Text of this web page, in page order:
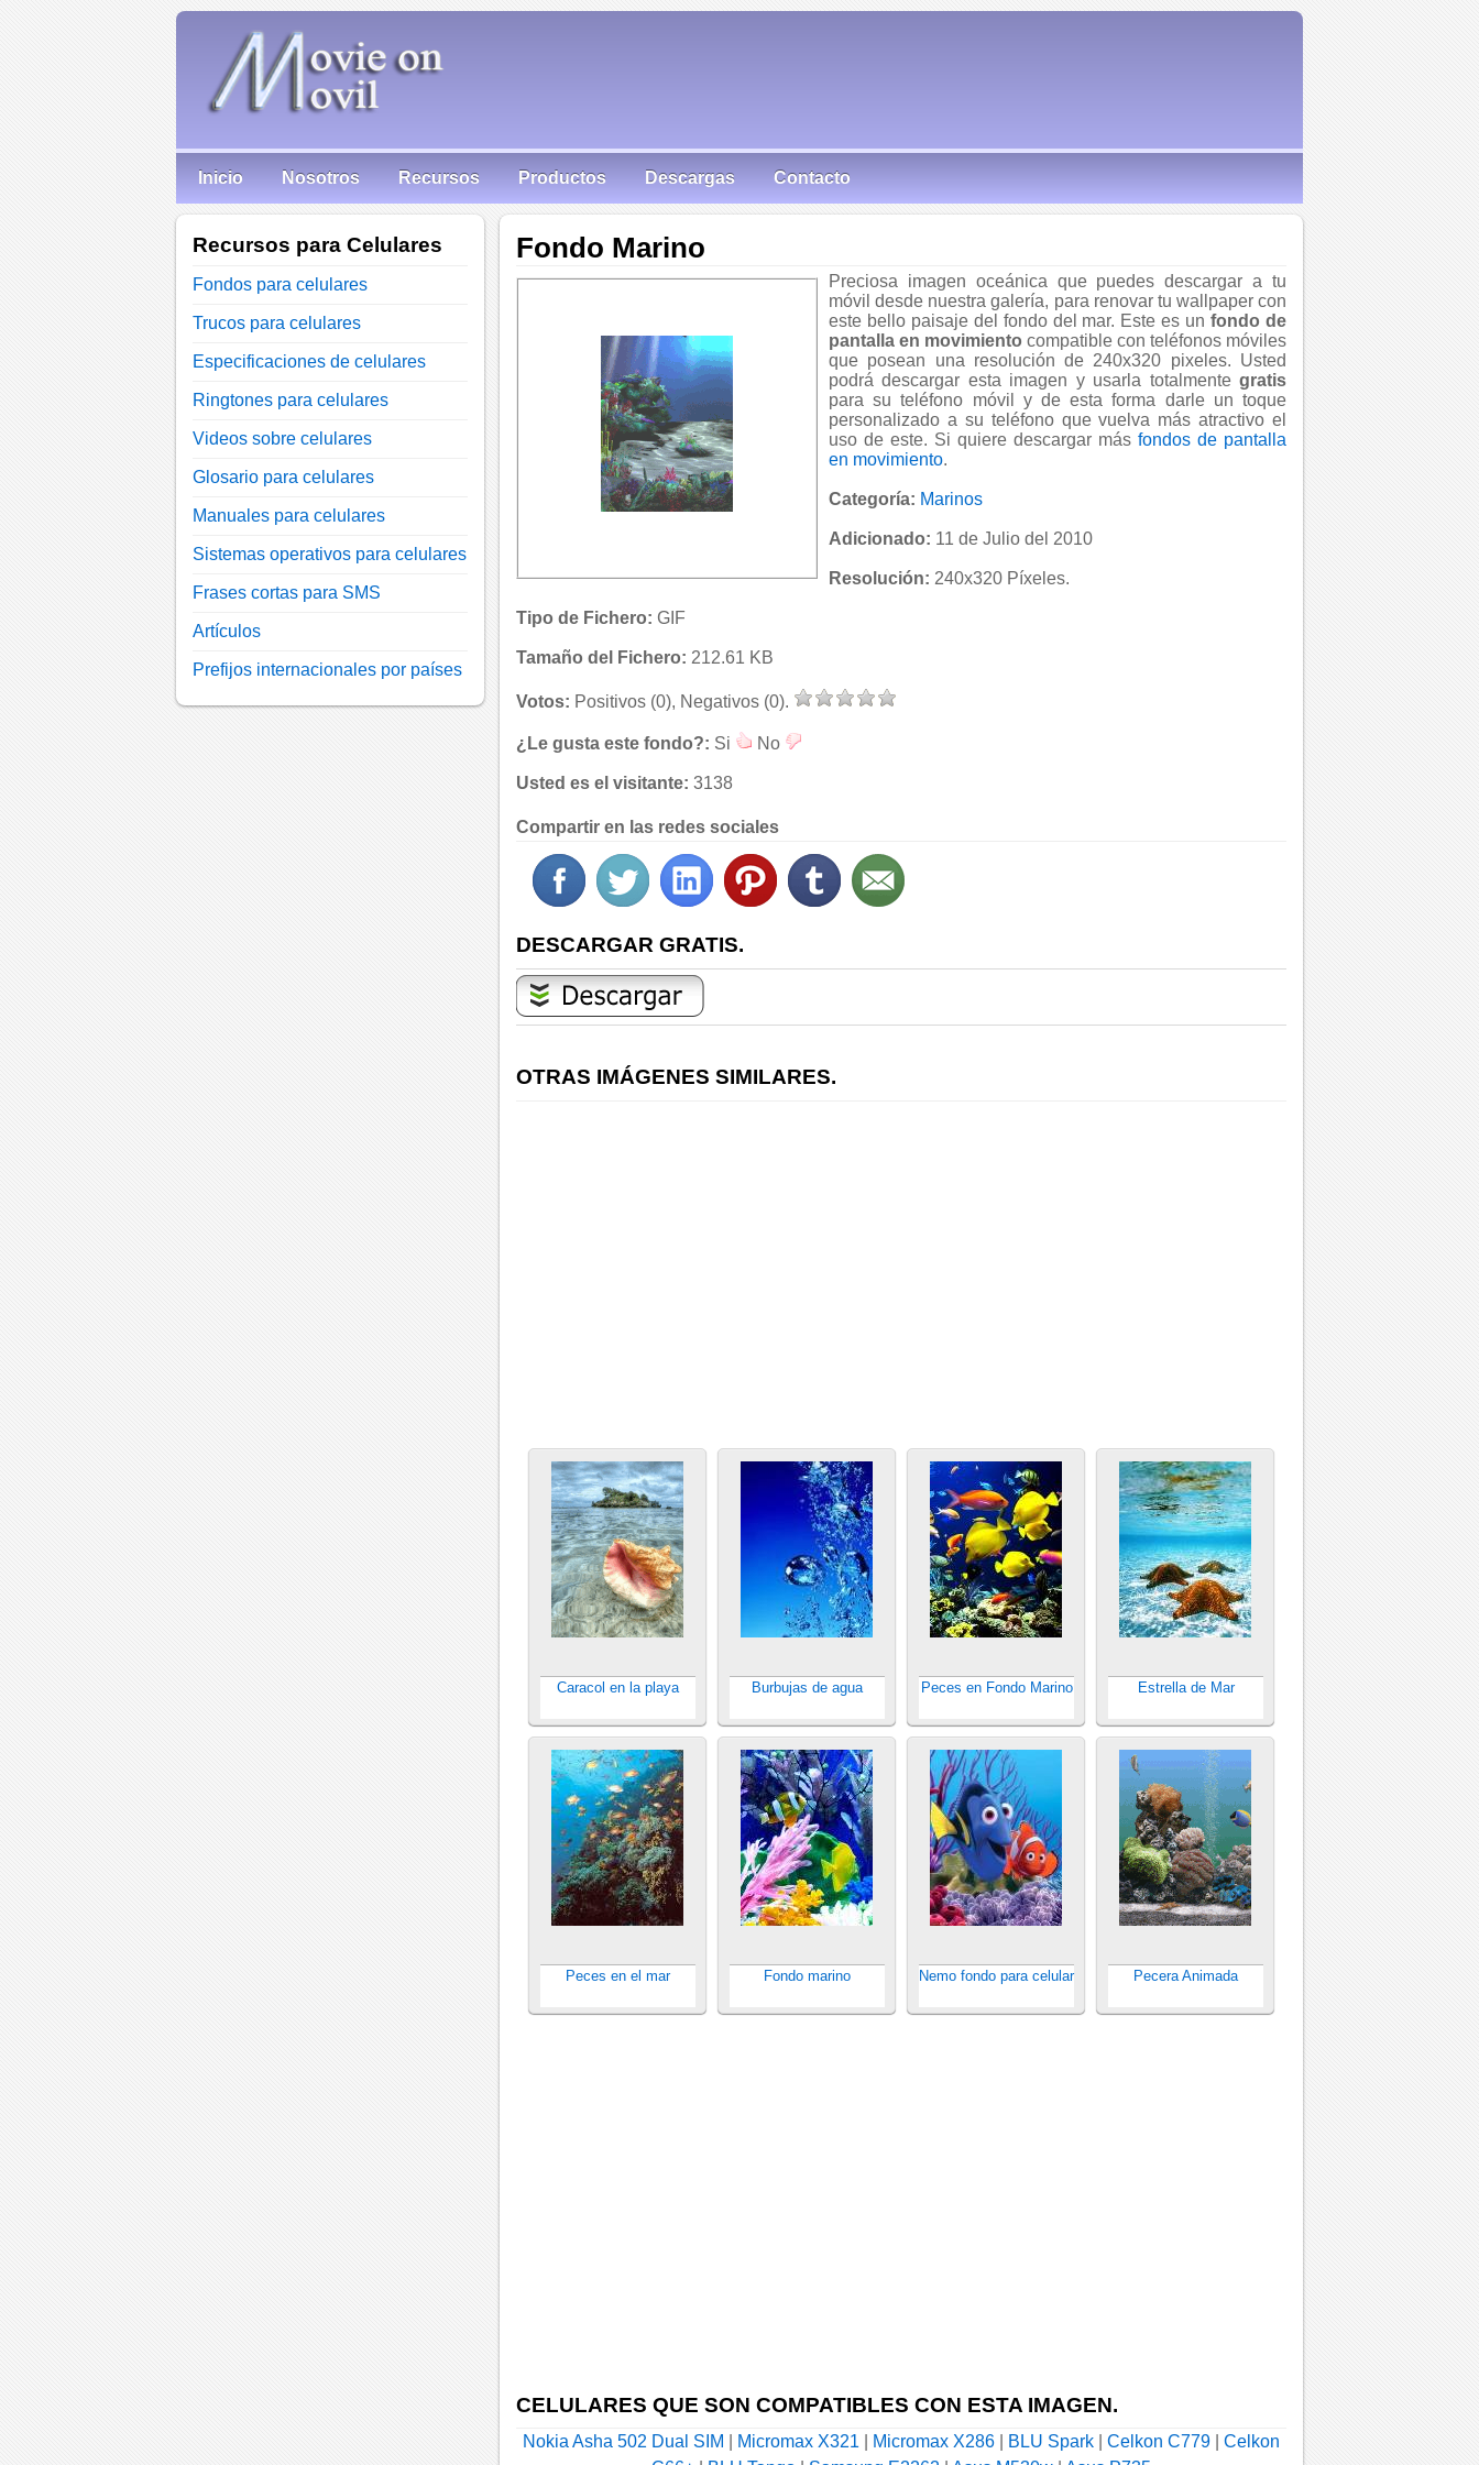
Inicio Nosotros Recursos Productos Descargas Contacto
Fondo Marino
Preciosa imagen oceánica que puedes descargar a tu
móvil desde nuestra galería, para renovar tu wallpaper con
este bello paisaje del fondo del mar. Este es unfondo de
pantalla en movimiento compatible con teléfonos móviles
que posean una resolución de 240x320 pixeles. Usted
podrá descargar esta imagen y usarla totalmente gratis
para su teléfono móvil y de esta forma darle un toque
personalizado a su teléfono que vuelva más atractivo el
uso de este. Si quiere descargar más fondos de pantalla
en movimiento.
Categoría: Marinos
Adicionado: 11 de Julio del 2010
Resolución: 240x320 Píxeles.
Tipo de Fichero: GIF
Tamaño del Fichero: 212.61 KB
Votos: Positivos (0), Negativos (0).
¿Le gusta este fondo?: Si No
Usted es el visitante: 3138
Compartir en las redes sociales
DESCARGAR GRATIS.
OTRAS IMÁGENES SIMILARES.
Caracol en la playa Burbujas de agua Peces en Fondo Marino Estrella de Mar
Peces en el mar Fondo marino Nemo fondo para celular Pecera Animada
CELULARES QUE SON COMPATIBLES CON ESTA IMAGEN.
Nokia Asha 502 Dual SIM Micromax X321 Micromax X286 BLU Spark Celkon C779
Celkon
Recursos para Celulares
Fondos para celulares
Trucos para celulares
Especificaciones de celulares
Ringtones para celulares
Videos sobre celulares
Glosario para celulares
Manuales para celulares
Sistemas operativos para celulares
Frases cortas para SMS
Artículos
Prefijos internacionales por países